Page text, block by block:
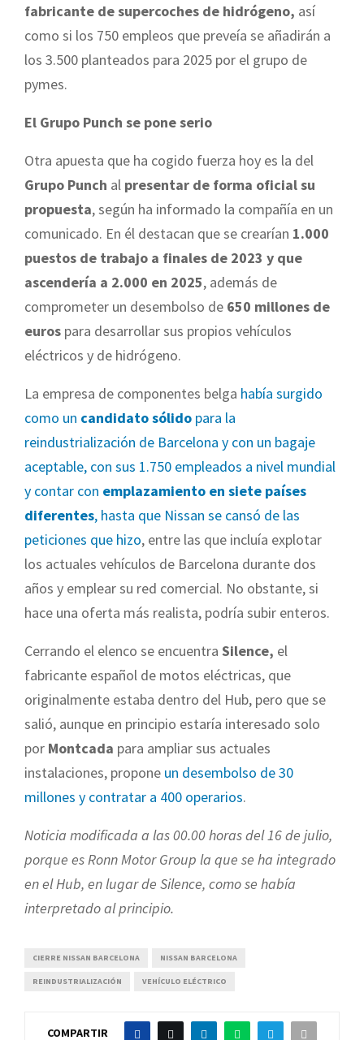
fabricante de supercoches de hidrógeno, así
como si los 750 empleos que preveía se añadirán a
los 3.500 planteados para 2025 por el grupo de
pymes.
El Grupo Punch se pone serio
Otra apuesta que ha cogido fuerza hoy es la del
Grupo Punch al presentar de forma oficial su
propuesta, según ha informado la compañía en un
comunicado. En él destacan que se crearían 1.000
puestos de trabajo a finales de 2023 y que
ascendería a 2.000 en 2025, además de
comprometer un desembolso de 650 millones de
euros para desarrollar sus propios vehículos
eléctricos y de hidrógeno.
La empresa de componentes belga había surgido
como un candidato sólido para la
reindustrialización de Barcelona y con un bagaje
aceptable, con sus 1.750 empleados a nivel mundial
y contar con emplazamiento en siete países
diferentes, hasta que Nissan se cansó de las
peticiones que hizo, entre las que incluía explotar
los actuales vehículos de Barcelona durante dos
años y emplear su red comercial. No obstante, si
hace una oferta más realista, podría subir enteros.
Cerrando el elenco se encuentra Silence, el
fabricante español de motos eléctricas, que
originalmente estaba dentro del Hub, pero que se
salió, aunque en principio estaría interesado solo
por Montcada para ampliar sus actuales
instalaciones, propone un desembolso de 30
millones y contratar a 400 operarios.
Noticia modificada a las 00.00 horas del 16 de julio,
porque es Ronn Motor Group la que se ha integrado
en el Hub, en lugar de Silence, como se había
interpretado al principio.
CIERRE NISSAN BARCELONA NISSAN BARCELONA
REINDUSTRIALIZACIÓN VEHÍCULO ELÉCTRICO
COMPARTIR